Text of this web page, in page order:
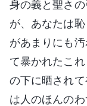
身の義と聖さ
が、あなたは
があまりにも
て暴かれたこ
の下に晒され
は人のほんの